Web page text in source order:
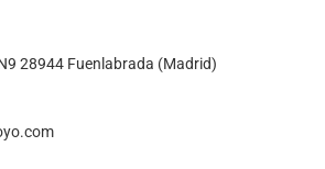
28944 Fuenlabrada (Madrid)